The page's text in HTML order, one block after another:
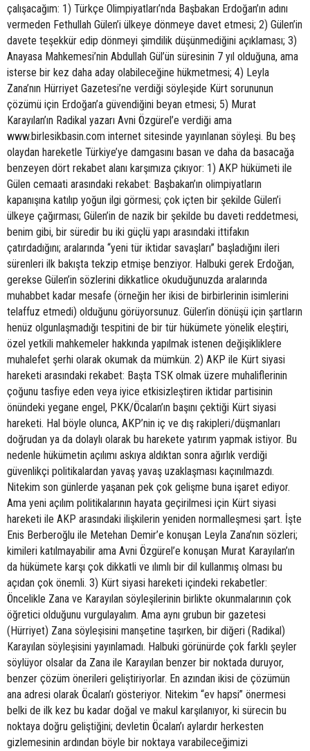
çalışacağım: 1) Türkçe Olimpiyatları’nda Başbakan Erdoğan’ın adını
vermeden Fethullah Gülen’i ülkeye dönmeye davet etmesi; 2) Gülen’in
davete teşekkür edip dönmeyi şimdilik düşünmediğini açıklaması; 3)
Anayasa Mahkemesi’nin Abdullah Gül’ün süresinin 7 yıl olduğuna, ama
isterse bir kez daha aday olabileceğine hükmetmesi; 4) Leyla
Zana’nın Hürriyet Gazetesi’ne verdiği söyleşide Kürt sorununun
çözümü için Erdoğan’a güvendiğini beyan etmesi; 5) Murat
Karayılan’ın Radikal yazarı Avni Özgürel’e verdiği ama
www.birlesikbasin.com internet sitesinde yayınlanan söyleşi. Bu beş
olaydan hareketle Türkiye’ye damgasını basan ve daha da basacağa
benzeyen dört rekabet alanı karşımıza çıkıyor: 1) AKP hükümeti ile
Gülen cemaati arasındaki rekabet: Başbakan’ın olimpiyatların
kapanışına katılıp yoğun ilgi görmesi; çok içten bir şekilde Gülen’i
ülkeye çağırması; Gülen’in de nazik bir şekilde bu daveti reddetmesi,
benim gibi, bir süredir bu iki güçlü yapı arasındaki ittifakın
çatırdadığını; aralarında “yeni tür iktidar savaşları” başladığını ileri
sürenleri ilk bakışta tekzip etmişe benziyor. Halbuki gerek Erdoğan,
gerekse Gülen’in sözlerini dikkatlice okuduğunuzda aralarında
muhabbet kadar mesafe (örneğin her ikisi de birbirlerinin isimlerini
telaffuz etmedi) olduğunu görüyorsunuz. Gülen’in dönüşü için şartların
henüz olgunlaşmadığı tespitini de bir tür hükümete yönelik eleştiri,
özel yetkili mahkemeler hakkında yapılmak istenen değişikliklere
muhalefet şerhi olarak okumak da mümkün. 2) AKP ile Kürt siyasi
hareketi arasındaki rekabet: Başta TSK olmak üzere muhaliflerinin
çoğunu tasfiye eden veya iyice etkisizleştiren iktidar partisinin
önündeki yegane engel, PKK/Öcalan’ın başını çektiği Kürt siyasi
hareketi. Hal böyle olunca, AKP’nin iç ve dış rakipleri/düşmanları
doğrudan ya da dolaylı olarak bu harekete yatırım yapmak istiyor. Bu
nedenle hükümetin açılımı askıya aldıktan sonra ağırlık verdiği
güvenlikçi politikalardan yavaş yavaş uzaklaşması kaçınılmazdı.
Nitekim son günlerde yaşanan pek çok gelişme buna işaret ediyor.
Ama yeni açılım politikalarının hayata geçirilmesi için Kürt siyasi
hareketi ile AKP arasındaki ilişkilerin yeniden normalleşmesi şart. İşte
Enis Berberoğlu ile Metehan Demir’e konuşan Leyla Zana’nın sözleri;
kimileri katılmayabilir ama Avni Özgürel’e konuşan Murat Karayılan’ın
da hükümete karşı çok dikkatli ve ılımlı bir dil kullanmış olması bu
açıdan çok önemli. 3) Kürt siyasi hareketi içindeki rekabetler:
Öncelikle Zana ve Karayılan söyleşilerinin birlikte okunmalarının çok
öğretici olduğunu vurgulayalım. Ama aynı grubun bir gazetesi
(Hürriyet) Zana söyleşisini manşetine taşırken, bir diğeri (Radikal)
Karayılan söyleşisini yayınlamadı. Halbuki görünürde çok farklı şeyler
söylüyor olsalar da Zana ile Karayılan benzer bir noktada duruyor,
benzer çözüm önerileri geliştiriyorlar. En azından ikisi de çözümün
ana adresi olarak Öcalan’ı gösteriyor. Nitekim “ev hapsi” önermesi
belki de ilk kez bu kadar doğal ve makul karşılanıyor, ki sürecin bu
noktaya doğru geliştiğini; devletin Öcalan’ı aylardır herkesten
gizlemesinin ardından böyle bir noktaya varabileceğimizi